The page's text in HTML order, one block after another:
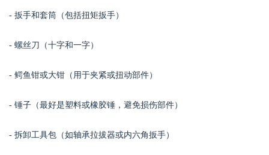
- 扳手和套筒（包括扭矩扳手）
- 螺丝刀（十字和一字）
- 鳄鱼钳或大钳（用于夹紧或扭动部件）
- 锤子（最好是塑料或橡胶锤，避免损伤部件）
- 拆卸工具包（如轴承拉拔器或内六角扳手）